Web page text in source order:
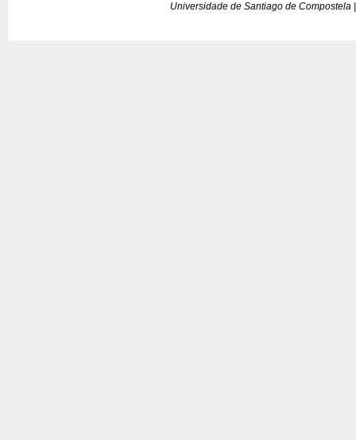
Universidade de Santiago de